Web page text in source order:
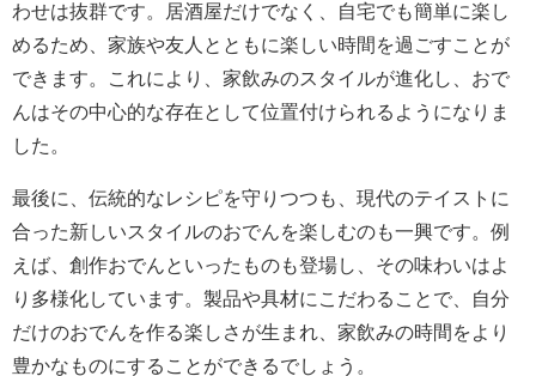
わせは抜群です。居酒屋だけでなく、自宅でも簡単に楽し
めるため、家族や友人とともに楽しい時間を過ごすことが
できます。これにより、家飲みのスタイルが進化し、おで
んはその中心的な存在として位置付けられるようになりま
した。
最後に、伝統的なレシピを守りつつも、現代のテイストに
合った新しいスタイルのおでんを楽しむのも一興です。例
えば、創作おでんといったものも登場し、その味わいはよ
り多様化しています。製品や具材にこだわることで、自分
だけのおでんを作る楽しさが生まれ、家飲みの時間をより
豊かなものにすることができるでしょう。